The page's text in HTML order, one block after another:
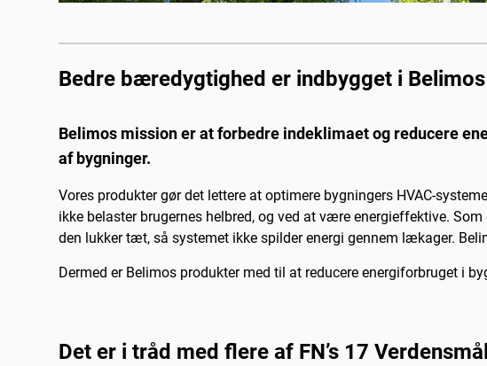
Bedre bæredygtighed er indbygget i
Belimos mission er at forbedre indeklimaet og reducere
af bygninger.
Vores produkter gør det lettere at optimere bygningers HVAC-
ikke belaster brugernes helbred, og ved at være energieffektive.
den lukker tæt, så systemet ikke spilder energi gennem lækager.
Dermed er Belimos produkter med til at reducere energiforbruget i
Det er i tråd med flere af FN’s 17 Verdensmål